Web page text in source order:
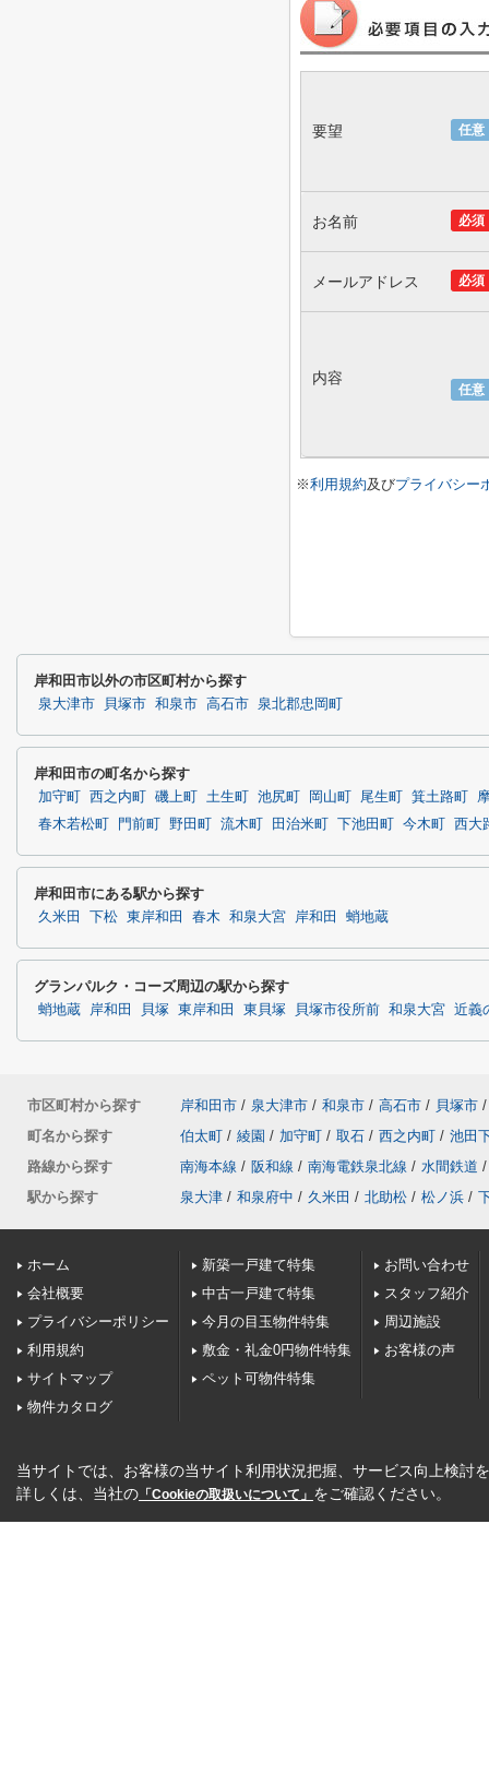
任意
要望
必須
お名前
必須
メールアドレス
任意
内容
※利用規約及びプライバシー
岸和田市以外の市区町村から探す
泉大津市 貝塚市 和泉市 高石市 泉北郡忠岡町
岸和田市の町名から探す
加守町 西之内町 磯上町 土生町 池尻町 岡山町 尾生町 箕土路町
春木若松町
門前町 野田町 流木町 田治米町 下池田町 今木町 西大
岸和田市にある駅から探す
久米田 下松 東岸和田 春木 和泉大宮 岸和田 蛸地蔵
グランパルク・コーズ周辺の駅から探す
蛸地蔵 岸和田 貝塚 東岸和田 東貝塚 貝塚市役所前 和泉大宮 近義
市区町村から探す 岸和田市 / 泉大津市 / 和泉市 / 高石市 / 貝塚市 /
町名から探す
伯太町 / 綾園 / 加守町 / 取石 / 西之内町 / 池田
路線から探す
南海本線 / 阪和線 / 南海電鉄泉北線 / 水間鉄道 /
駅から探す
泉大津 / 和泉府中 / 久米田 / 北助松 / 松ノ浜 /
ホーム
会社概要
プライバシーポリシー
利用規約
サイトマップ
物件カタログ
新築一戸建て特集
中古一戸建て特集
今月の目玉物件特集
敷金・礼金0円物件特集
ペット可物件特集
お問い合わせ
スタッフ紹介
周辺施設
お客様の声
当サイトでは、お客様の当サイト利用状況把握、サービス向上検討
詳しくは、当社の 「Cookieの取扱いについて」 をご確認ください。